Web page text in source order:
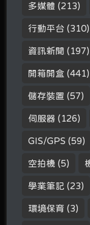
多媒體 (213)
行動平台 (310)
資訊新聞 (197)
開箱開盒 (441)
儲存裝置 (57)
伺服器 (126)
GIS/GPS (59)
空拍機 (5)
學業筆記 (23)
環境保育 (3)